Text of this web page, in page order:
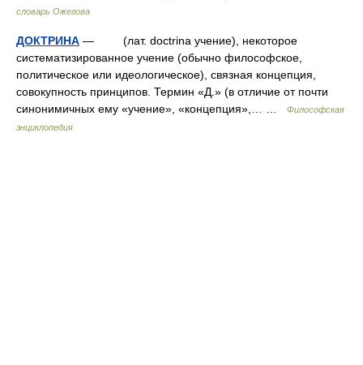
словарь Ожегова
ДОКТРИНА — (лат. doctrina учение), некоторое
систематизированное учение (обычно философское,
политическое или идеологическое), связная концепция,
совокупность принципов. Термин «Д.» (в отличие от почти
синонимичных ему «учение», «концепция»,… …
Философская
энциклопедия